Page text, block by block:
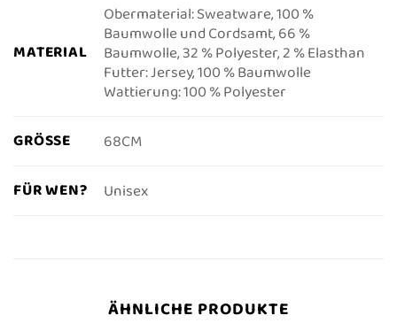
MATERIAL
Obermaterial: Sweatware, 100 %
Baumwolle und Cordsamt, 66 %
Baumwolle, 32 % Polyester, 2 % Elasthan
Futter: Jersey, 100 % Baumwolle
Wattierung: 100 % Polyester
GRÖSSE 68CM
FÜR WEN? Unisex
ÄHNLICHE PRODUKTE